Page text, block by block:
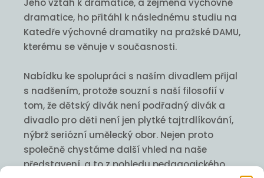
Jeho vztah k dramatice, a zejména výchovné
dramatice, ho přitáhl k následnému studiu na
Katedře výchovné dramatiky na pražské DAMU,
kterému se věnuje v současnosti.
Nabídku ke spolupráci s naším divadlem přijal
s nadšením, protože souzní s naší filosofií v
tom, že dětský divák není podřadný divák a
divadlo pro děti není jen plytké tajtrdlíkování,
nýbrž seriózní umělecký obor. Nejen proto
společně chystáme další vhled na naše
představení, a to z pohledu pedagogického.